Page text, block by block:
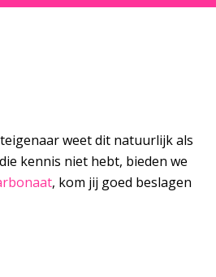
weet dit natuurlijk als
kennis niet hebt, bieden we
, kom jij goed beslagen